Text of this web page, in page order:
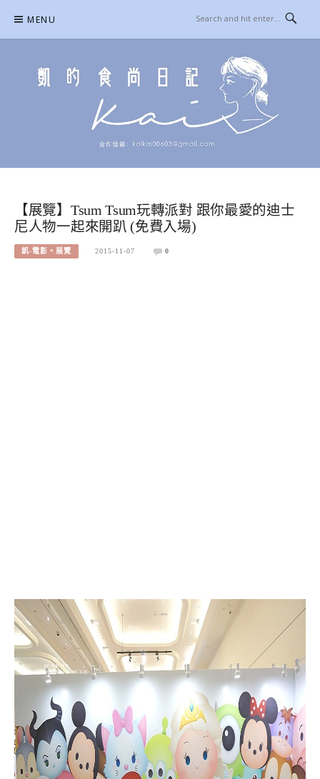
content
MENU
【展覽】Tsum Tsum玩轉派對 跟你最愛的迪士
尼人物一起來開趴 (免費入場)
凱-電影。展覽 2015-11-07 0